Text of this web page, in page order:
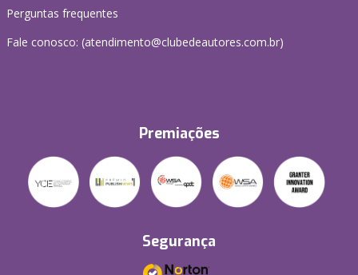
Perguntas frequentes
Fale conosco: (atendimento@clubedeautores.com.br)
Premiações
Segurança